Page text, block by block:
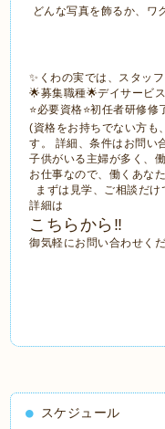
どんな写真を飾るか、ワ
✨くわの実では、スタッ
🌟募集職種🌟デイサービ
⭐️必要資格⭐️初任者研修
(資格をお持ちでない方も
す。 詳細、条件はお問い
子供がいる主婦が多く、
お仕事なので、働くあな
まずは見学、ご相談だ
詳細は
こちらから‼️
御気軽にお問い合わせく
スケジュール